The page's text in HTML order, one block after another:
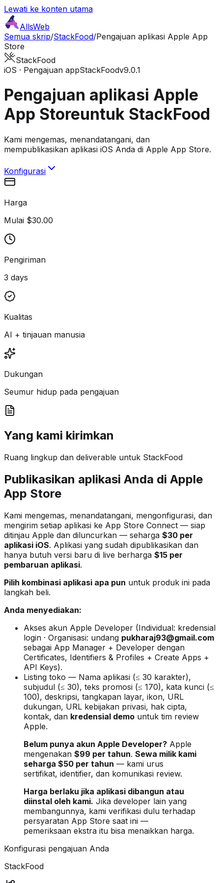
Lewati ke konten utama
AllsWeb
Semua skrip/StackFood/Pengajuan aplikasi Apple App
Store
StackFood
iOS · Pengajuan appStackFoodv9.0.1
Pengajuan aplikasi Apple
App Storeuntuk StackFood
Kami mengemas, menandatangani, dan
mempublikasikan aplikasi iOS Anda di Apple App Store.
Konfigurasi
Harga
Mulai $30.00
Pengiriman
3 days
Kualitas
AI + tinjauan manusia
Dukungan
Seumur hidup pada pengajuan
Yang kami kirimkan
Ruang lingkup dan deliverable untuk StackFood
Publikasikan aplikasi Anda di Apple
App Store
Kami mengemas, menandatangani, mengonfigurasi, dan
mengirim setiap aplikasi ke App Store Connect — siap
ditinjau Apple dan diluncurkan — seharga $30 per
aplikasi iOS. Aplikasi yang sudah dipublikasikan dan
hanya butuh versi baru di live berharga $15 per
pembaruan aplikasi.
Pilih kombinasi aplikasi apa pun untuk produk ini pada
langkah beli.
Anda menyediakan:
Akses akun Apple Developer (Individual: kredensial
login · Organisasi: undang pukharaj93@gmail.com
sebagai App Manager + Developer dengan
Certificates, Identifiers & Profiles + Create Apps +
API Keys).
Listing toko — Nama aplikasi (≤ 30 karakter),
subjudul (≤ 30), teks promosi (≤ 170), kata kunci (≤
100), deskripsi, tangkapan layar, ikon, URL
dukungan, URL kebijakan privasi, hak cipta,
kontak, dan kredensial demo untuk tim review
Apple.
Belum punya akun Apple Developer? Apple
mengenakan $99 per tahun. Sewa milik kami
seharga $50 per tahun — kami urus
sertifikat, identifier, dan komunikasi review.
Harga berlaku jika aplikasi dibangun atau
diinstal oleh kami. Jika developer lain yang
membangunnya, kami verifikasi dulu terhadap
persyaratan App Store saat ini —
pemeriksaan ekstra itu bisa menaikkan harga.
Konfigurasi pengajuan Anda
StackFood